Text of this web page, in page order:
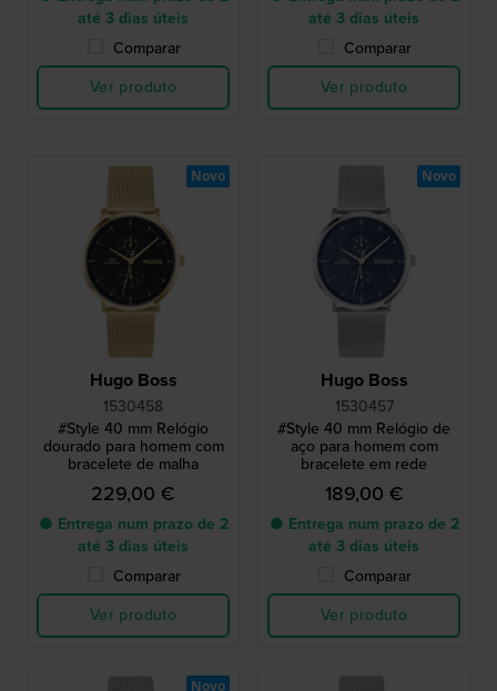
até 3 dias úteis
Comparar
Ver produto
até 3 dias úteis
Comparar
Ver produto
Hugo Boss
1530458
#Style 40 mm Relógio
dourado para homem com
bracelete de malha
229,00 €
● Entrega num prazo de 2
até 3 dias úteis
Comparar
Ver produto
Novo
Hugo Boss
1530457
#Style 40 mm Relógio de
aço para homem com
bracelete em rede
189,00 €
● Entrega num prazo de 2
até 3 dias úteis
Comparar
Ver produto
Novo
Novo